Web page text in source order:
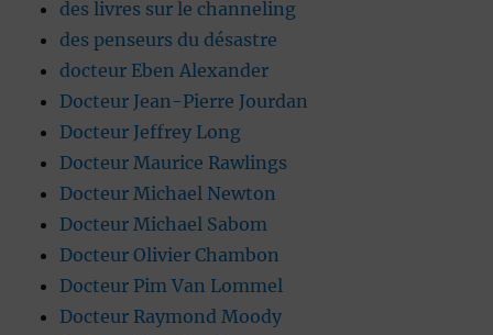
des livres sur le channeling
des penseurs du désastre
docteur Eben Alexander
Docteur Jean-Pierre Jourdan
Docteur Jeffrey Long
Docteur Maurice Rawlings
Docteur Michael Newton
Docteur Michael Sabom
Docteur Olivier Chambon
Docteur Pim Van Lommel
Docteur Raymond Moody